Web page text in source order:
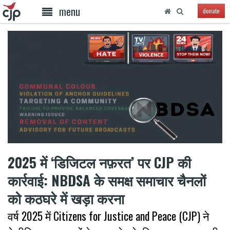
menu donate
2025 में ‘डिजिटल नफ़रत’ पर CJP की
कार्रवाई: NBDSA के समक्ष समाचार चैनलों
को कठघरे में खड़ा करना
वर्ष 2025 में Citizens for Justice and Peace (CJP) ने